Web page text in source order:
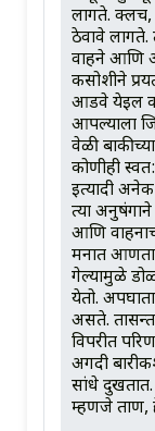
लागते. क्लच,
ठेवावे लागते.
वाहने आणि
कसोशीने
आडवे येईल
आपल्याला
वेळी
कोणीही
इत्यादी अनेक
त्या
आणि
मनात आणता
गेल्यामुळे
येतो.
असते.
विपरीत
अगदी
सांधे
म्हणजे ताण,